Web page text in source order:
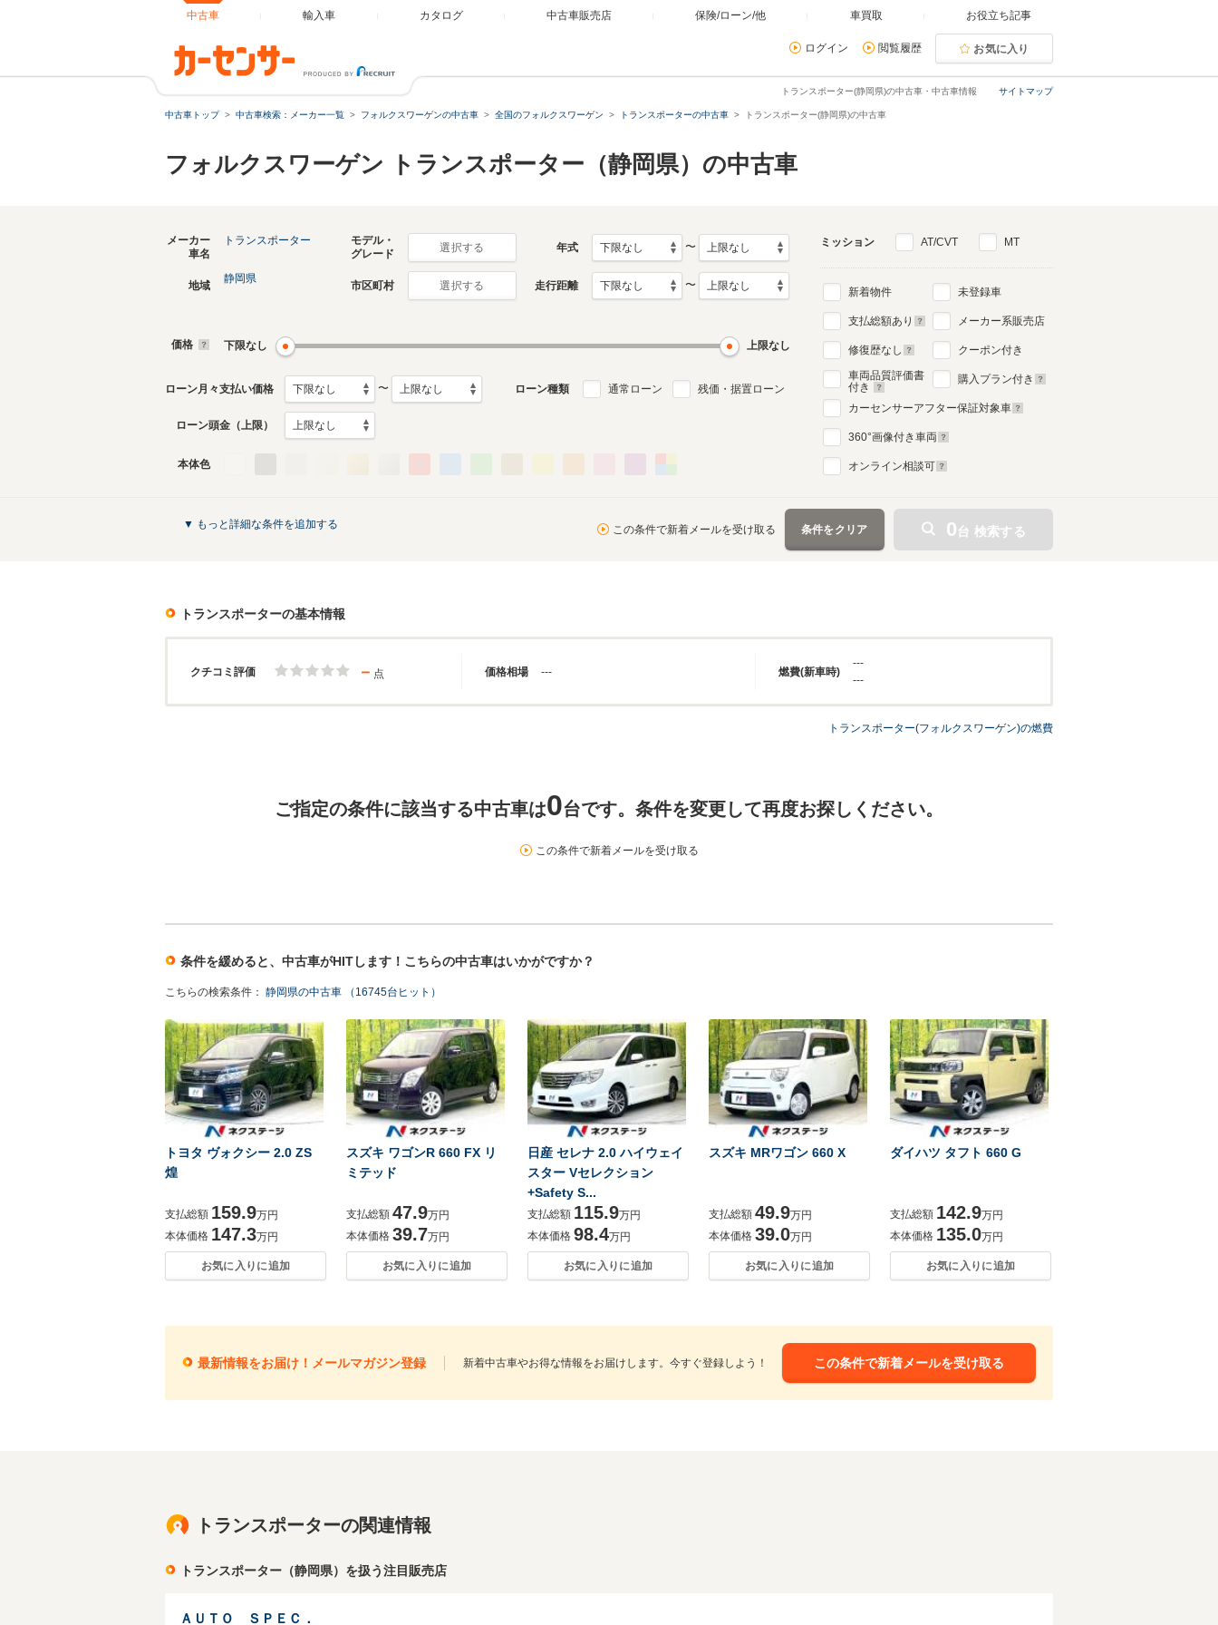
中古車 輸入車 カタログ 中古車販売店 保険/ローン/他 車買取 お役立ち記事
ログイン 閲覧履歴 お気に入り
サイトマップ
トランスポーター(静岡県)の中古車・中古車情報
中古車トップ 中古車検索：メーカー一覧 フォルクスワーゲンの中古車 全国のフォルクスワーゲン トランスポーターの中古車 トランスポーター(静岡県)の中古車
フォルクスワーゲン トランスポーター（静岡県）の中古車
メーカー
車名
トランスポーター
モデル・
グレード
選択する 年式 〜
地域
静岡県
市区町村 選択する 走行距離 〜
価格 下限なし 上限なし
ローン月々支払い価格 〜 ローン種類 通常ローン 残価・据置ローン
ローン頭金（上限）
本体色
ミッション AT/CVT MT
新着物件
支払総額あり
修復歴なし
車両品質評価書
付き
未登録車
メーカー系販売店
クーポン付き
購入プラン付き
カーセンサーアフター保証対象車
360°画像付き車両
オンライン相談可
▼ もっと詳細な条件を追加する この条件で新着メールを受け取る 条件をクリア 0台 検索する
トランスポーターの基本情報
クチコミ評価 価格相場 燃費(新車時)
－ 点 ---
---
---
トランスポーター(フォルクスワーゲン)の燃費
ご指定の条件に該当する中古車は0台です。条件を変更して再度お探しください。
この条件で新着メールを受け取る
条件を緩めると、中古車がHITします！こちらの中古車はいかがですか？
こちらの検索条件： 静岡県の中古車 （16745台ヒット）
トヨタ ヴォクシー 2.0 ZS
煌
支払総額 159.9万円
本体価格 147.3万円
お気に入りに追加
スズキ ワゴンR 660 FX リ
ミテッド
支払総額 47.9万円
本体価格 39.7万円
お気に入りに追加
日産 セレナ 2.0 ハイウェイ
スター Vセレクション
+Safety S...
支払総額 115.9万円
本体価格 98.4万円
お気に入りに追加
スズキ MRワゴン 660 X
支払総額 49.9万円
本体価格 39.0万円
お気に入りに追加
ダイハツ タフト 660 G
支払総額 142.9万円
本体価格 135.0万円
お気に入りに追加
最新情報をお届け！メールマガジン登録 新着中古車やお得な情報をお届けします。今すぐ登録しよう！ この条件で新着メールを受け取る
トランスポーターの関連情報
トランスポーター（静岡県）を扱う注目販売店
ＡＵＴＯ ＳＰＥＣ．